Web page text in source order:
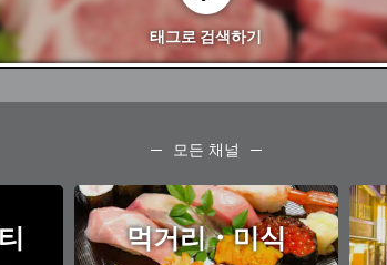
태그로검색하기
모든 채널
먹거리・미식